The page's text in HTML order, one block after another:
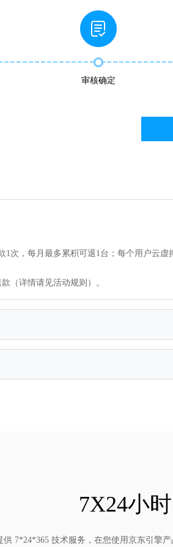
审核确定
次，每月最多累积可退1台；每个用户云虚
（详情请见活动规则）。
7X24小
7*24*365 技术服务，在您使用京东引擎